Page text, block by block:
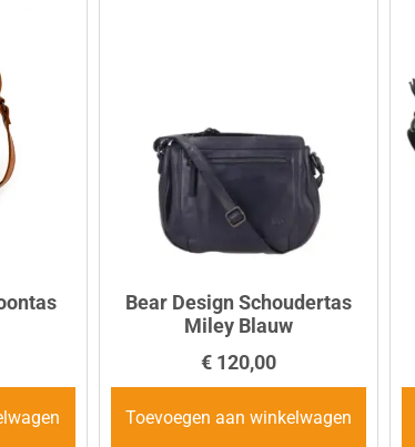
Bear Design Schoudertas
Miley Blauw
€120,00
Toevoegen aan winkelwagen